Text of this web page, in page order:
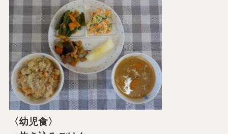
〈幼児食〉